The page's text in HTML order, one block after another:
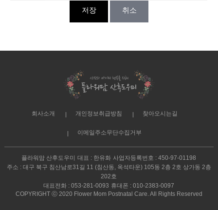
저장 취소
회사소개 개인정보취급방침 찾아오시는길
이메일주소무단수집거부
플라워맘 산후도우미 대표 : 한유화 사업자등록번호 : 450-97-01198
주소 : 대구 북구 침산남로31길 11 (침산동, 옥석타운) 105동 2층 2호 상가동 2층
202호
대표전화 : 053-281-0093 휴대폰 : 010-2383-0097
COPYRIGHT ⓒ 2020 Flower Mom Postnatal Care. All Rights Reserved